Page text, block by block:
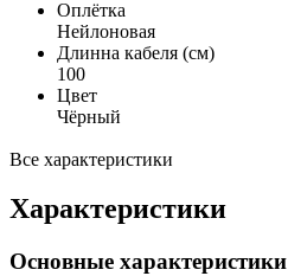
Оплётка
Нейлоновая
Длинна кабеля (см)
100
Цвет
Чёрный
Все характеристики
Характеристики
Основные характеристики